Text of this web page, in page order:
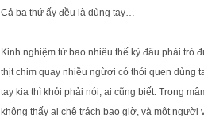
Cả ba thứ ấy đều là dùng tay…
Kinh nghiệm từ bao nhiêu thế kỷ đâu phải trò
thịt chim quay nhiều ngừơi có thói quen dùng
tay kia thì khỏi phải nói, ai cũng biết. Trong
không thấy ai chê trách bao giờ, và một